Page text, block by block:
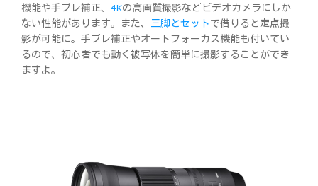
機能や手ブレ補正、 4Kの高画質撮影などビデオカメラにしか
ない性能があります。また、
三脚とセットで借りると定点撮
影が可能に。手ブレ補正やオートフォーカス機能も付いてい
るので、初心者でも動く被写体を簡単に撮影することができ
ますよ。